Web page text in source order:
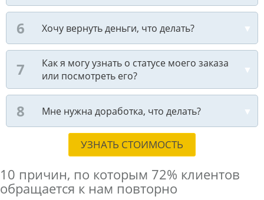
Хочу вернуть деньги, что делать?
Как я могу узнать о статусе моего заказа
или посмотреть его?
Мне нужна доработка, что делать?
УЗНАТЬ СТОИМОСТЬ
10 причин, по которым 72% клиентов
обращается к нам повторно